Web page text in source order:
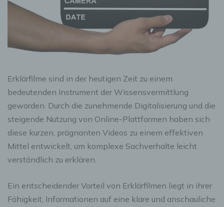
Erklärfilme sind in der heutigen Zeit zu einem
bedeutenden Instrument der Wissensvermittlung
geworden. Durch die zunehmende Digitalisierung und die
steigende Nutzung von Online-Plattformen haben sich
diese kurzen, prägnanten Videos zu einem effektiven
Mittel entwickelt, um komplexe Sachverhalte leicht
verständlich zu erklären.
Ein entscheidender Vorteil von Erklärfilmen liegt in ihrer
Fähigkeit, Informationen auf eine klare und anschauliche